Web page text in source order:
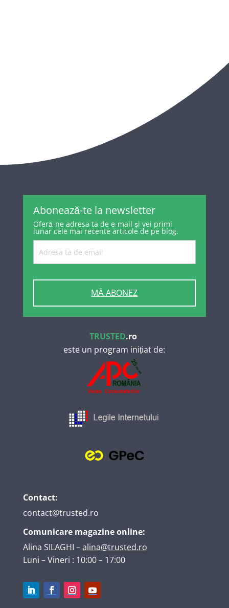
Abonează-te la newsletter
Oferă-ne adresa ta de e-mail și vei primi
lunar cele mai recente articole de pe blog.
MĂ ABONEZ
TRUSTED.ro
este un program inițiat de:
Contact:
contact@trusted.ro
Comunicare magazine online:
Alina SILAGHI –alina@trusted.ro
Luni – Vineri : 10:00 – 17:00